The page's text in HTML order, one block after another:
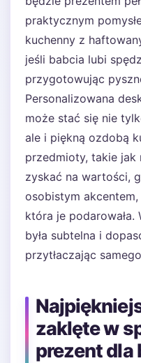
praktycznym
kuchenny z
jeśli babcia lubi
przygotowując
Personalizowana
może stać się nie
ale i piękną ozdobą
przedmioty, takie jak
zyskać na wartości,
osobistym
która je podarowała.
była subtelna i
przytłaczając
zaklęte w
prezent dla